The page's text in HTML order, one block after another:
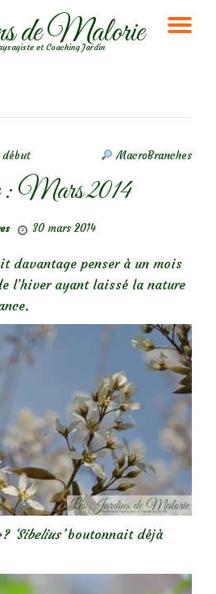
de Malorie
et Coaching Jardin
MacroBranches
: Mars 2014
30 mars 2014
davantage penser à un mois
l’hiver ayant laissé la nature
‘Sibelius’boutonnait déjà